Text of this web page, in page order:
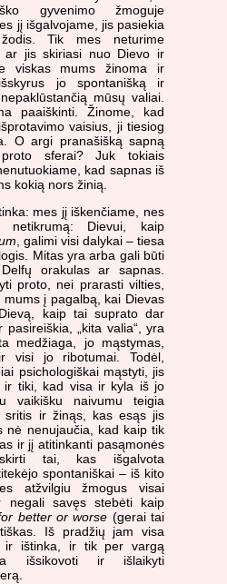
gyvenimo žmoguje
jį išgalvojame, jis pasiekia
Tik mes neturime
ar jis skiriasi nuo Dievo ir
viskas mums žinoma ir
jo spontanišką ir
mūsų valiai.
paaiškinti. Žinome, kad
vaisius, ji tiesiog
O argi pranašišką sapną
sferai? Juk tokiais
kad sapnas iš
kokią nors žinią.
mes jį iškenčiame, nes
Dievui, kaip
, galimi visi dalykai – tiesa
Mitas yra arba gali būti
orakulas ar sapnas.
proto, nei prarasti vilties,
į pagalbą, kai Dievas
kaip tai suprato dar
„kita valia“, yra
medžiaga, jo mąstymas,
visi jo ribotumai. Todėl,
psichologiškai mąstyti, jis
ir tiki, kad visa ir kyla iš jo
vaikišku naivumu teigia
sritis ir žinąs, kas esąs jis
nė nenujaučia, kad kaip tik
ir jį atitinkanti pasąmonės
tai, kas išgalvota
spontaniškai – iš kito
atžvilgiu žmogus visai
negali savęs stebėti kaip
better or worse (gerai tai
Iš pradžių jam visa
ir ištinka, ir tik per vargą
išsikovoti ir išlaikyti